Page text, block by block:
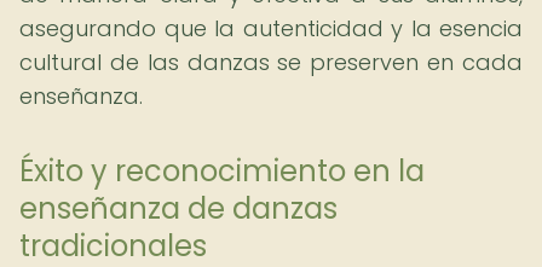
asegurando que la autenticidad y la esencia
cultural de las danzas se preserven en cada
enseñanza.
Éxito y reconocimiento en la
enseñanza de danzas
tradicionales